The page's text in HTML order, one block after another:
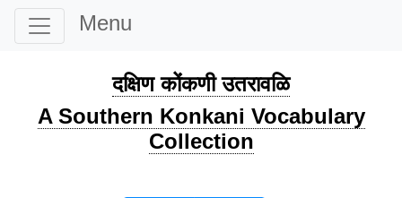
Menu
दक्षिण कोंकणी उतरावळि
A Southern Konkani Vocabulary
Collection